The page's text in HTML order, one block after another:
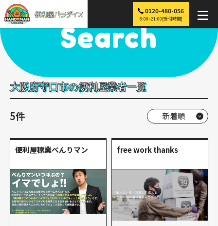
0120-480-056
8:00~21:00[受付時間]
便利屋パラダイス > 探す > 守口市
Search
大阪府守口市の便利屋業者一覧
5件
便利屋稼業べんりマン free work thanks